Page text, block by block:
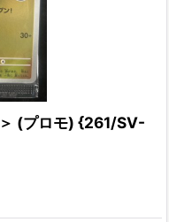
(プロモ) {261/SV-